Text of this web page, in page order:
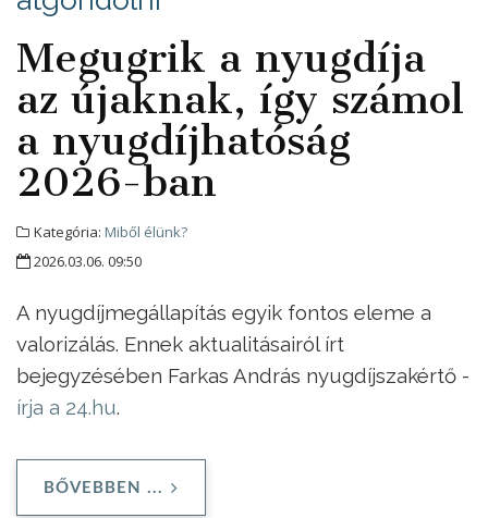
Megugrik a nyugdíja
az újaknak, így számol
a nyugdíjhatóság
2026-ban
Kategória: Miből élünk?
2026.03.06. 09:50
A nyugdíjmegállapítás egyik fontos eleme a
valorizálás. Ennek aktualitásairól írt
bejegyzésében Farkas András nyugdíjszakértő -
írja a 24.hu.
BŐVEBBEN ...